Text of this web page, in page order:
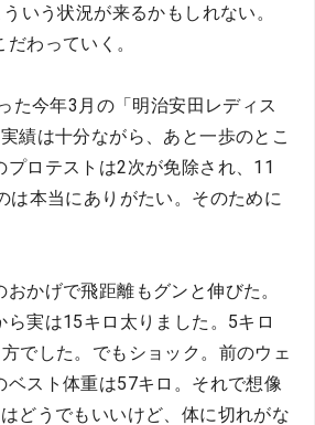
いう状況が来るかもしれない。
わっていく。
た今年3月の「明治安田レディス
績は十分ながら、あと一歩のとこ
ロテストは2次が免除され、11
は本当にありがたい。そのために
かげで飛距離もグンと伸びた。
実は15キロ太りました。5キロ
でした。でもショック。前のウェ
スト体重は57キロ。それで想像
どうでもいいけど、体に切れがな